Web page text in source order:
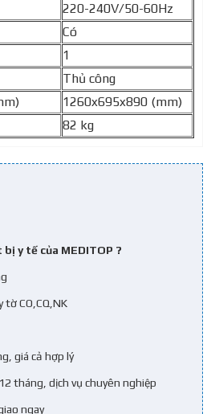
220-240V/50-60Hz
Có
1
Thủ công
1260x695x890 (mm)
82 kg
y tế của MEDITOP ?
tờ CO,CQ,NK
giá cả hợp lý
tháng, dịch vụ chuyên nghiệp
ngay